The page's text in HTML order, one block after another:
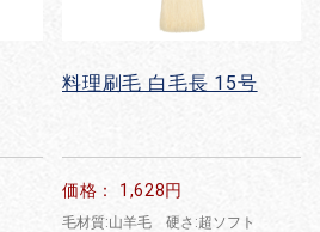
料理刷毛 白毛長 15号
価格： 1,628円
毛材質:山羊毛 硬さ:超ソフト